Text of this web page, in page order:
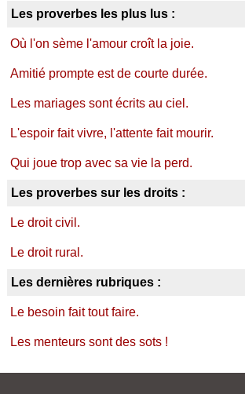
Les proverbes les plus lus :
Où l'on sème l'amour croît la joie.
Amitié prompte est de courte durée.
Les mariages sont écrits au ciel.
L'espoir fait vivre, l'attente fait mourir.
Qui joue trop avec sa vie la perd.
Les proverbes sur les droits :
Le droit civil.
Le droit rural.
Les dernières rubriques :
Le besoin fait tout faire.
Les menteurs sont des sots !